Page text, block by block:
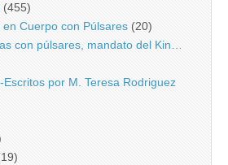
(455)
Cuerpo con Púlsares (20)
con púlsares, mandato del Kin…
Escritos por M. Teresa Rodriguez